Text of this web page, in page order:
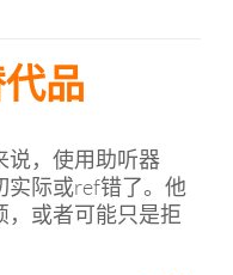
品
说，使用助听器
实际或ref错了。他
，或者可能只是拒